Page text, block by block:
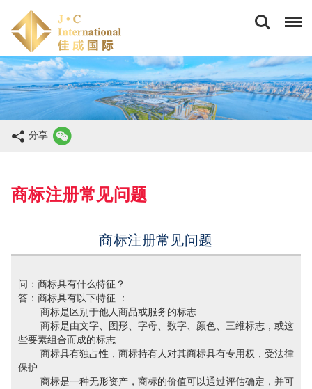
成
国
际
商
务
(香
港)
公
分享
商标注册常见问题
商标注册常见问题
问：商标具有什么特征？
答：商标具有以下特征 ：
商标是区别于他人商品或服务的标志
商标是由文字、图形、字母、数字、颜色、三维标志，或这
些要素组合而成的标志
商标具有独占性，商标持有人对其商标具有专用权，受法律
保护
商标是一种无形资产，商标的价值可以通过评估确定，并可